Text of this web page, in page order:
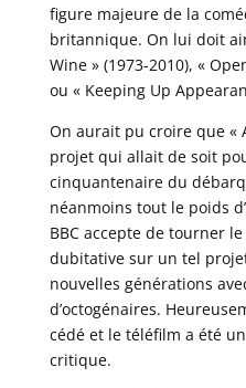
figure majeure de la
britannique. On lui doit
Wine » (1973-2010), «
ou « Keeping Up
On aurait pu croire que «
projet qui allait de soit
cinquantenaire du
néanmoins tout le poids
BBC accepte de tourner
dubitative sur un tel
nouvelles générations
d’octogénaires.
cédé et le téléfilm a été
critique.